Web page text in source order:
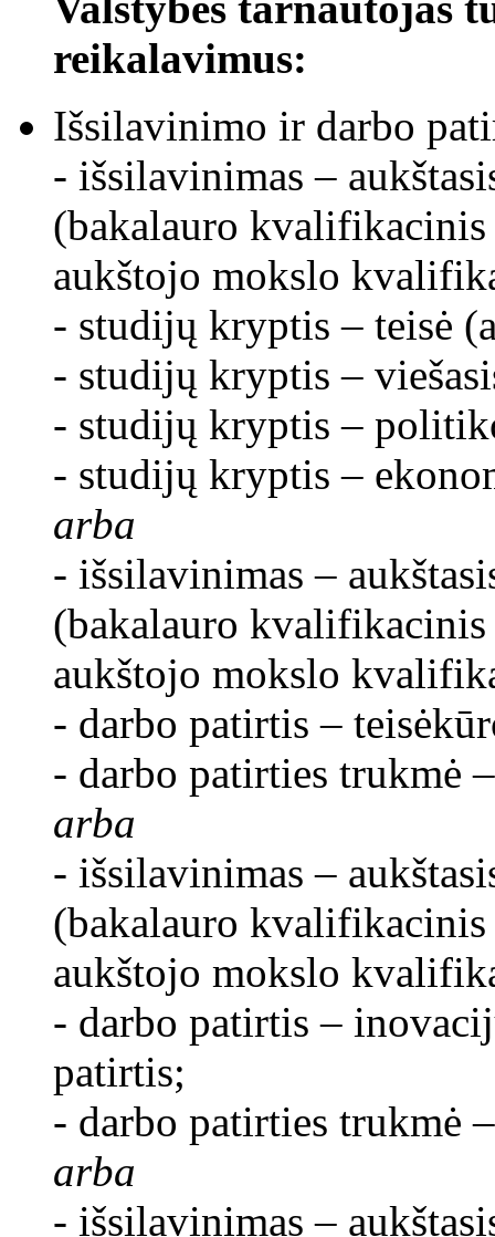
reikalavimus:
Išsilavinimo ir darbo
- išsilavinimas –
(bakalauro
aukštojo mokslo
- studijų kryptis – teisė
- studijų kryptis –
- studijų kryptis –
- studijų kryptis –
arba
- išsilavinimas –
(bakalauro
aukštojo mokslo
- darbo patirtis –
- darbo patirties trukmė
arba
- išsilavinimas –
(bakalauro
aukštojo mokslo
- darbo patirtis –
patirtis;
- darbo patirties trukmė
arba
- išsilavinimas –